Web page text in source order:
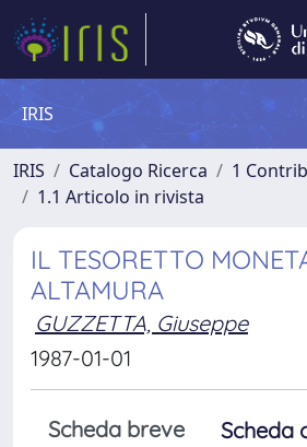
IRIS
IRIS Catalogo Ricerca
1
1.1 Articolo in rivista
IL TESORETTO
ALTAMURA
GUZZETTA, Giuseppe
1987-01-01
Scheda breve
Scheda